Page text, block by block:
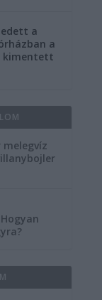
a
a
kimentett